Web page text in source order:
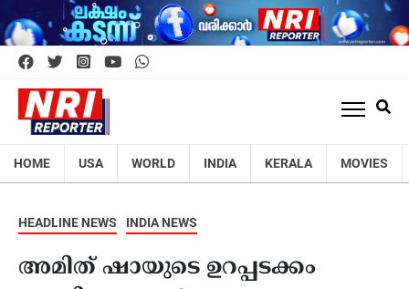
HOME USA WORLD INDIA KERALA MOVIES
HEADLINE NEWS INDIA NEWS
അമിത് ഷായുടെ ഉറപ്പടക്കം